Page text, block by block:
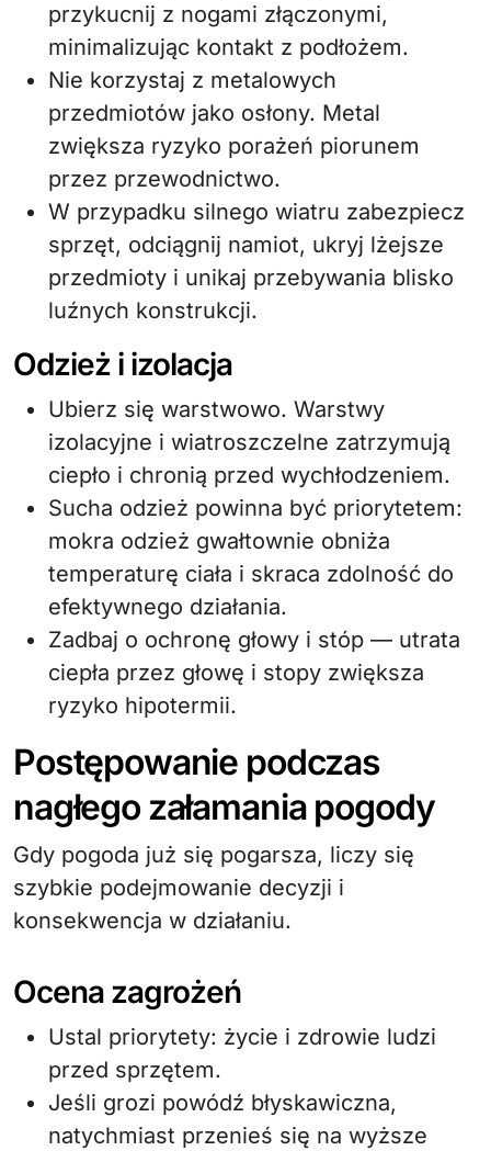
przykucnij z nogami złączonymi,
minimalizując kontakt z podłożem.
Nie korzystaj z metalowych
przedmiotów jako osłony. Metal
zwiększa ryzyko porażeń piorunem
przez przewodnictwo.
W przypadku silnego wiatru zabezpiecz
sprzęt, odciągnij namiot, ukryj lżejsze
przedmioty i unikaj przebywania blisko
luźnych konstrukcji.
Odzież i izolacja
Ubierz się warstwowo. Warstwy
izolacyjne i wiatroszczelne zatrzymują
ciepło i chronią przed wychłodzeniem.
Sucha odzież powinna być priorytetem:
mokra odzież gwałtownie obniża
temperaturę ciała i skraca zdolność do
efektywnego działania.
Zadbaj o ochronę głowy i stóp — utrata
ciepła przez głowę i stopy zwiększa
ryzyko hipotermii.
Postępowanie podczas
nagłego załamania pogody
Gdy pogoda już się pogarsza, liczy się
szybkie podejmowanie decyzji i
konsekwencja w działaniu.
Ocena zagrożeń
Ustal priorytety: życie i zdrowie ludzi
przed sprzętem.
Jeśli grozi powódź błyskawiczna,
natychmiast przenieś się na wyższe